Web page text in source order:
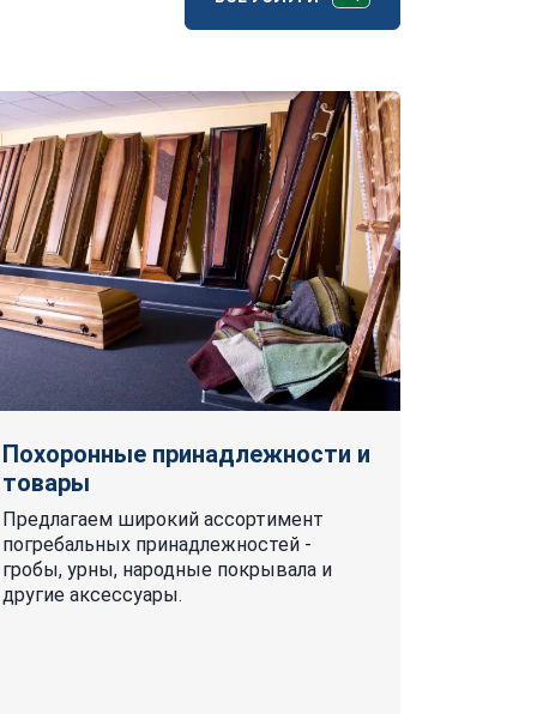
Похоронные принадлежности и
товары
Предлагаем широкий ассортимент
погребальных принадлежностей -
гробы, урны, народные покрывала и
другие аксессуары.